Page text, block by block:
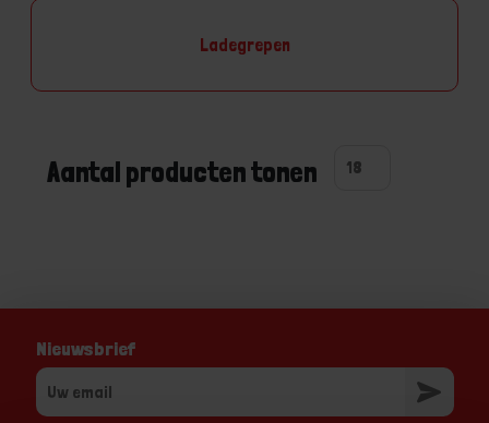
Ladegrepen
Aantal producten tonen
Nieuwsbrief